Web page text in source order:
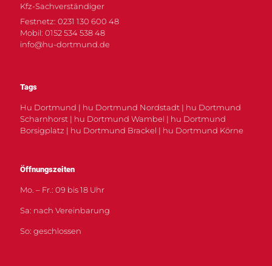
Kfz-Sachverständiger
Festnetz: 0231 130 600 48
Mobil: 0152 534 538 48
info@hu-dortmund.de
Tags
Hu Dortmund | hu Dortmund Nordstadt | hu Dortmund
Scharnhorst | hu Dortmund Wambel | hu Dortmund
Borsigplatz | hu Dortmund Brackel | hu Dortmund Körne
Öffnungszeiten
Mo. – Fr.: 09 bis 18 Uhr
Sa: nach Vereinbarung
So: geschlossen